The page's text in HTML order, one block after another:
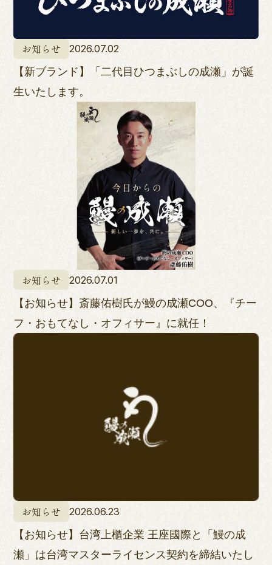
お知らせ 2026.07.02
【新ブランド】「二代目ひつまぶしの成瀬」が誕
生いたします。
お知らせ 2026.07.01
【お知らせ】斎藤佑樹氏が鰻の成瀬COO、『チー
フ・おもてなし・オフィサー』に就任！
お知らせ 2026.06.23
【お知らせ】台湾上櫃企業 王座國際と「鰻の成
瀬」は台湾マスターライセンス契約を締結いたし